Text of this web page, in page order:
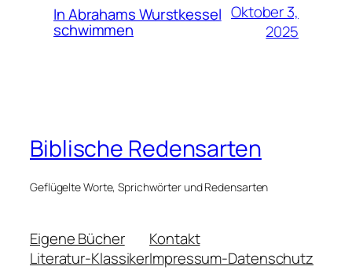
In Abrahams Wurstkessel
schwimmen
Oktober 3,
2025
Biblische Redensarten
Geflügelte Worte, Sprichwörter und Redensarten
Eigene Bücher
Literatur-Klassiker
Kontakt
Impressum-Datenschutz